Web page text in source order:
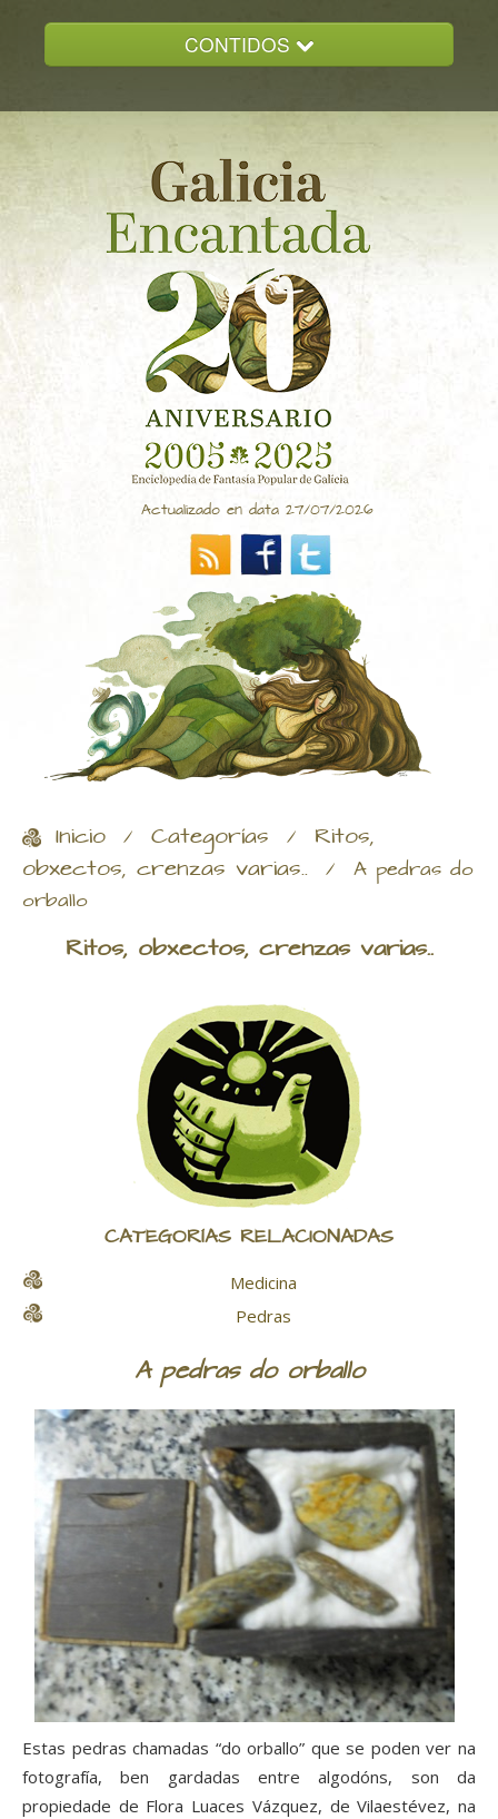
CONTIDOS
GALICIA ENCANTADA
DOCUMENTACION
NOVAS
CONTACTO
Actualizado en data 27/07/2026
Inicio / Categorías / Ritos,
obxectos, crenzas varias.. / A pedras do
orballo
Ritos, obxectos, crenzas varias..
CATEGORÍAS RELACIONADAS
Medicina
Pedras
A pedras do orballo
Estas pedras chamadas “do orballo” que se poden ver na
fotografía, ben gardadas entre algodóns, son da
propiedade de Flora Luaces Vázquez, de Vilaestévez, na